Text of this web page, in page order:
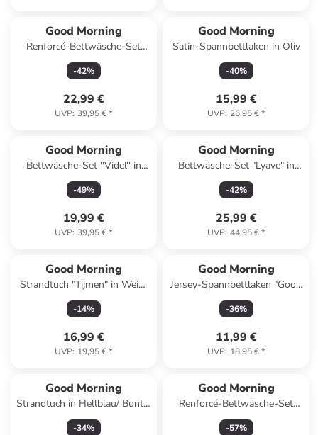
Good Morning
Renforcé-Bettwäsche-Set
"Antibes" in Weiß/ Hellblau
-42%
22,99 €
UVP: 39,95 €*
Good Morning
Satin-Spannbettlaken in Oliv
-40%
15,99 €
UVP: 26,95 €*
Good Morning
Bettwäsche-Set ''Videl'' in
Weiß/ Beige/ Bunt
-49%
19,99 €
UVP: 39,95 €*
Good Morning
Bettwäsche-Set "Lyave" in
Mint/ Rosa
-42%
25,99 €
UVP: 44,95 €*
Good Morning
Strandtuch "Tijmen" in Weiß/
Blau
-14%
16,99 €
UVP: 19,95 €*
Good Morning
Jersey-Spannbettlaken "Good
Morning" in Grün
-36%
11,99 €
UVP: 18,95 €*
Good Morning
Strandtuch in Hellblau/ Bunt -
(L)180 x (B)100 cm
-34%
Good Morning
Renforcé-Bettwäsche-Set
"Iris" in Türkis/ Senf
-57%